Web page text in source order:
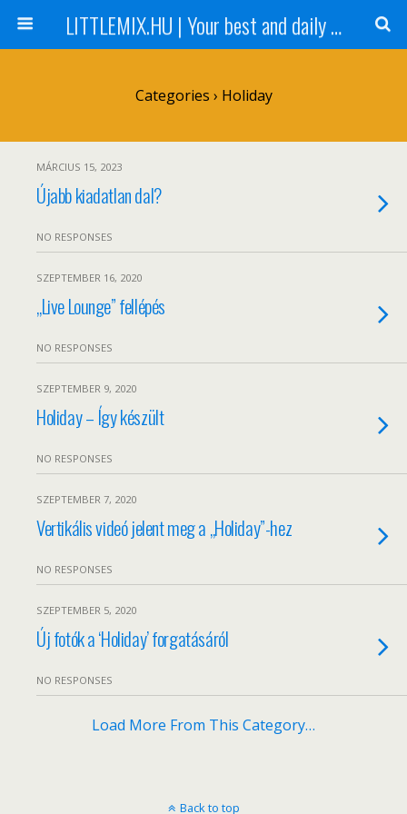
LITTLEMIX.HU | Your best and daily updated fansite about Little Mix
Categories › Holiday
MÁRCIUS 15, 2023
Újabb kiadatlan dal?
NO RESPONSES
SZEPTEMBER 16, 2020
„Live Lounge” fellépés
NO RESPONSES
SZEPTEMBER 9, 2020
Holiday – Így készült
NO RESPONSES
SZEPTEMBER 7, 2020
Vertikális videó jelent meg a „Holiday”-hez
NO RESPONSES
SZEPTEMBER 5, 2020
Új fotók a ‘Holiday’ forgatásáról
NO RESPONSES
Load More From This Category…
Back to top